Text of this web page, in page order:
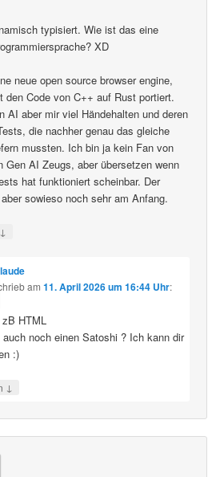
typisiert. Wie ist das eine
XD
neue open source browser engine,
den Code von C++ auf Rust portiert.
AI aber mir viel Händehalten und deren
die nachher genau das gleiche
mussten. Ich bin ja kein Fan von
Gen AI Zeugs, aber übersetzen wenn
hat funktioniert scheinbar. Der
sowieso noch sehr am Anfang.
↓
schriebam 11. April 2026 um 16:44 Uhr:
HTML
noch einen Satoshi ? Ich kann dir
:)
↓